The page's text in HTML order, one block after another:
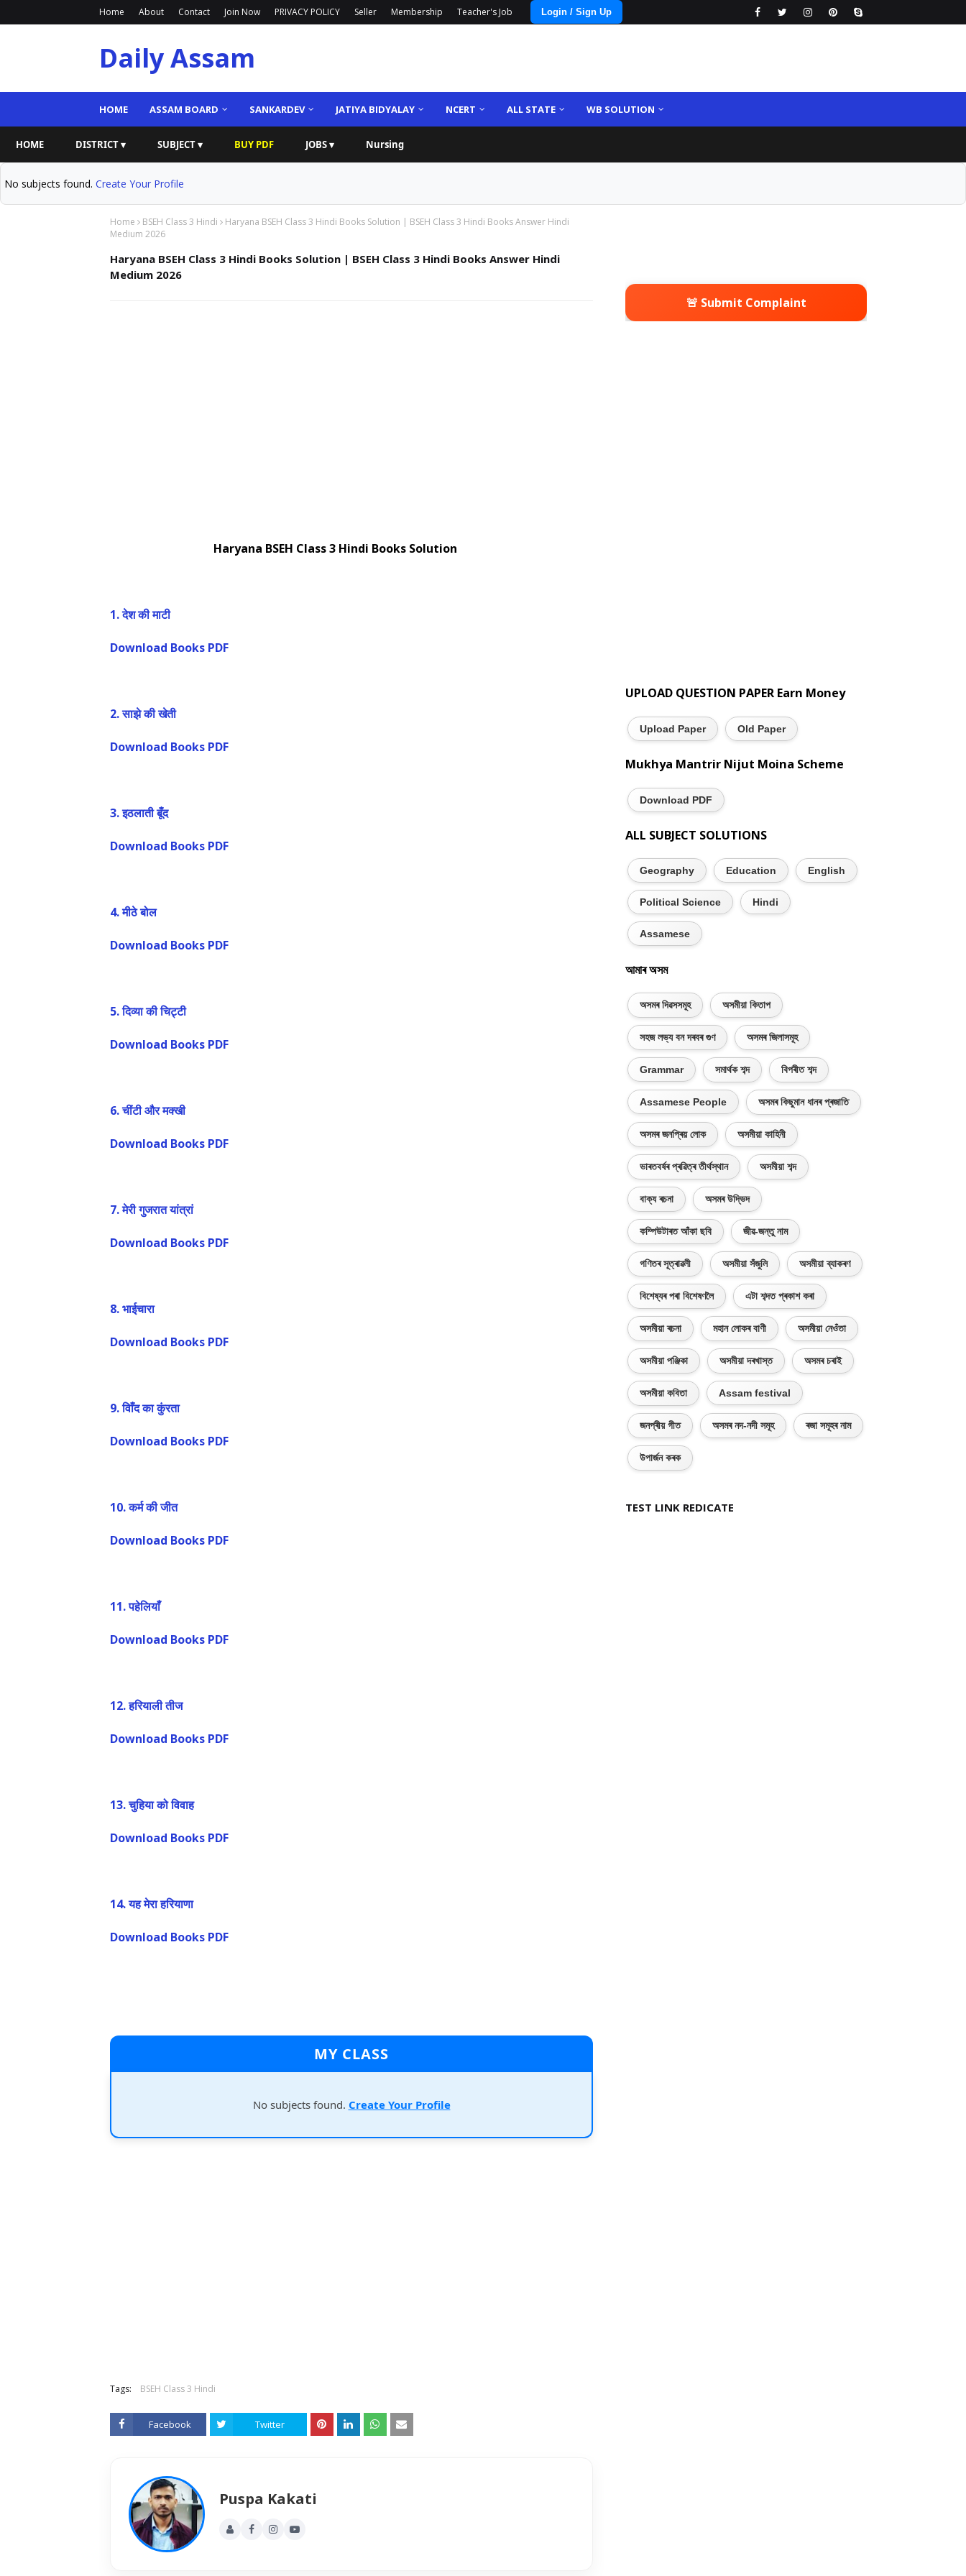
Home About Contact Join Now PRIVACY POLICY Seller Membership Teacher's Job Login / Sign Up
Daily Assam
HOME ASSAM BOARD SANKARDEV JATIYA BIDYALAY NCERT ALL STATE WB SOLUTION
HOME DISTRICT ▾ SUBJECT ▾ BUY PDF JOBS ▾ Nursing
No subjects found. Create Your Profile
Home BSEH Class 3 Hindi
Haryana BSEH Class 3 Hindi Books Solution | BSEH Class 3 Hindi Books Answer Hindi
Medium 2026
Haryana BSEH Class 3 Hindi Books Solution | BSEH Class 3 Hindi Books Answer Hindi
Medium 2026
Haryana BSEH Class 3 Hindi Books Solution
1.देश की माटी
Download Books PDF
2.साझे की खेती
Download Books PDF
3.इठलाती बूँद
Download Books PDF
4.मीठे बोल
Download Books PDF
5.दिव्या की चिट्टी
Download Books PDF
6.चींटी और मक्खी
Download Books PDF
7.मेरी गुजरात यांत्रां
Download Books PDF
8.भाईचारा
Download Books PDF
9.विाँद का कुंरता
Download Books PDF
10.कर्म की जीत
Download Books PDF
11.पहेलियाँ
Download Books PDF
12.हरियाली तीज
Download Books PDF
13.चुहिया को विवाह
Download Books PDF
14.यह मेरा हरियाणा
Download Books PDF
MY CLASS
No subjects found. Create Your Profile
Tags: BSEH Class 3 Hindi
Facebook Twitter
Puspa Kakati
🚨 Submit Complaint
UPLOAD QUESTION PAPER Earn Money
Upload Paper Old Paper
Mukhya Mantrir Nijut Moina Scheme
Download PDF
ALL SUBJECT SOLUTIONS
Geography Education English
Political Science Hindi
Assamese
আমাৰ অসম
অসমৰ দিৱসসমূহ অসমীয়া কিতাপ
সহজ লভ্য বন দৰবৰ গুণ অসমৰ জিলাসমূহ
Grammar সমাৰ্থক শব্দ বিপৰীত শব্দ
Assamese People অসমৰ কিছুমান ধানৰ প্ৰজাতি
অসমৰ জনপ্ৰিয় লোক অসমীয়া কাহিনী
ভাৰতবৰ্ষৰ প্ৰৱিত্ৰ তীৰ্থস্থান অসমীয়া শব্দ
বাক্য ৰচনা অসমৰ উদ্ভিদ
কম্পিউটাৰত আঁকা ছবি জীৱ-জন্তু নাম
গণিতৰ সূত্ৰাৱলী অসমীয়া সঁজুলি অসমীয়া ব্যাকৰণ
বিশেষ্যৰ পৰা বিশেষণলৈ এটা শব্দত প্ৰকাশ কৰা
অসমীয়া ৰচনা মহান লোকৰ বাণী অসমীয়া নেওঁতা
অসমীয়া পঞ্জিকা অসমীয়া দৰখাস্ত অসমৰ চৰাই
অসমীয়া কবিতা Assam festival
জনপ্ৰীয় গীত অসমৰ নদ-নদী সমূহ ৰজা সমূহৰ নাম
উপাৰ্জন কৰক
TEST LINK REDICATE